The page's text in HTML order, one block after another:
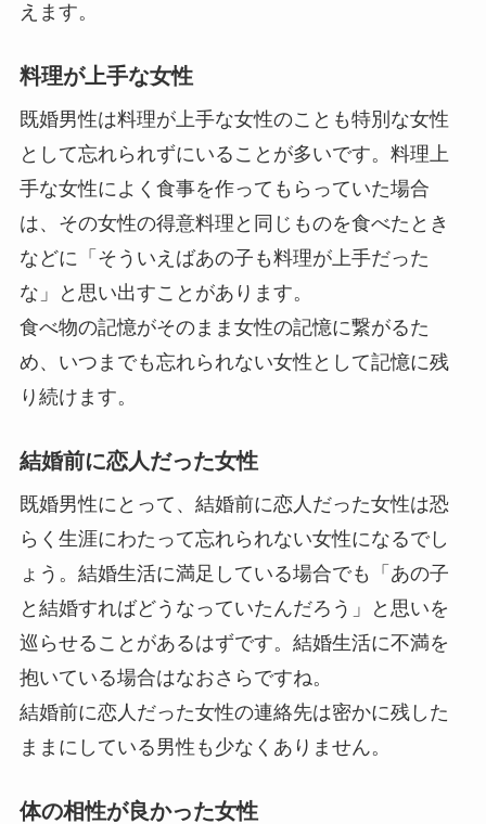
えます。
料理が上手な女性
既婚男性は料理が上手な女性のことも特別な女性
として忘れられずにいることが多いです。料理上
手な女性によく食事を作ってもらっていた場合
は、その女性の得意料理と同じものを食べたとき
などに「そういえばあの子も料理が上手だった
な」と思い出すことがあります。
食べ物の記憶がそのまま女性の記憶に繋がるた
め、いつまでも忘れられない女性として記憶に残
り続けます。
結婚前に恋人だった女性
既婚男性にとって、結婚前に恋人だった女性は恐
らく生涯にわたって忘れられない女性になるでし
ょう。結婚生活に満足している場合でも「あの子
と結婚すればどうなっていたんだろう」と思いを
巡らせることがあるはずです。結婚生活に不満を
抱いている場合はなおさらですね。
結婚前に恋人だった女性の連絡先は密かに残した
ままにしている男性も少なくありません。
体の相性が良かった女性